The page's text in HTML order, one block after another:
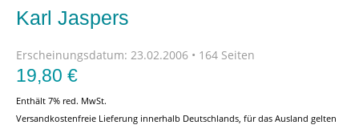
Karl Jaspers
Erscheinungsdatum: 23.02.2006 • 164 Seiten
19,80 €
Enthält 7% red. MwSt.
Versandkostenfreie Lieferung innerhalb Deutschlands, für das Ausland gelten